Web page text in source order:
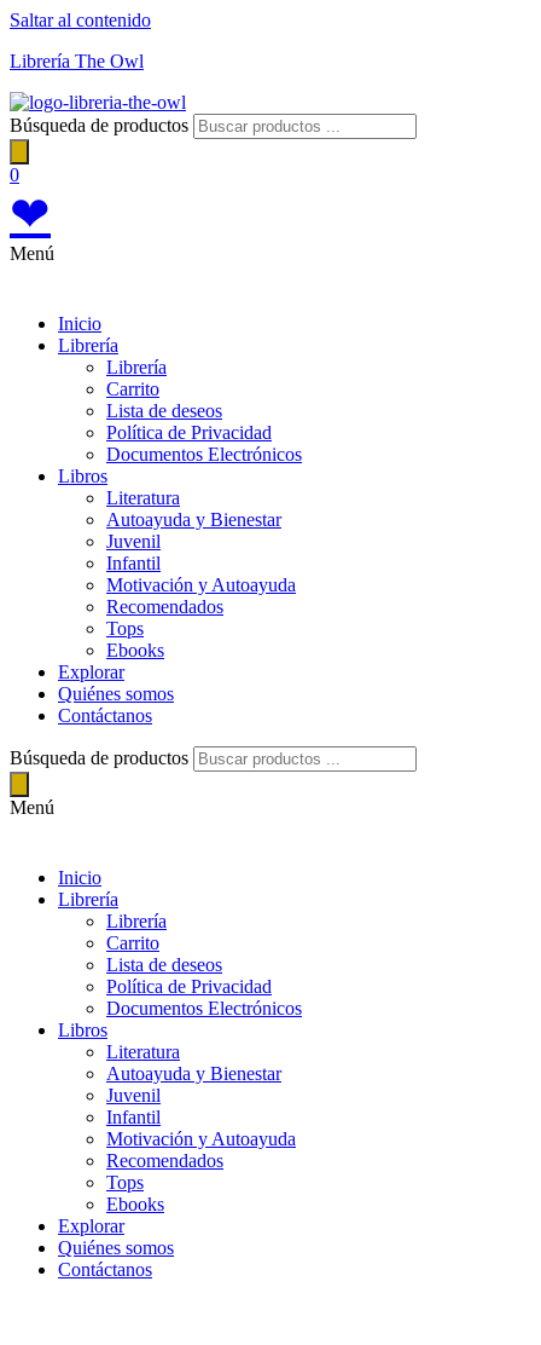
Saltar al contenido
Librería The Owl
Búsqueda de productos
0
❤
Menú
Inicio
Librería
Librería
Carrito
Lista de deseos
Política de Privacidad
Documentos Electrónicos
Libros
Literatura
Autoayuda y Bienestar
Juvenil
Infantil
Motivación y Autoayuda
Recomendados
Tops
Ebooks
Explorar
Quiénes somos
Contáctanos
Búsqueda de productos
Menú
Inicio
Librería
Librería
Carrito
Lista de deseos
Política de Privacidad
Documentos Electrónicos
Libros
Literatura
Autoayuda y Bienestar
Juvenil
Infantil
Motivación y Autoayuda
Recomendados
Tops
Ebooks
Explorar
Quiénes somos
Contáctanos